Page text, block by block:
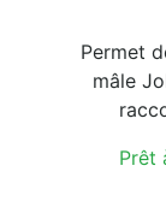
Permet
mâle
Prêt